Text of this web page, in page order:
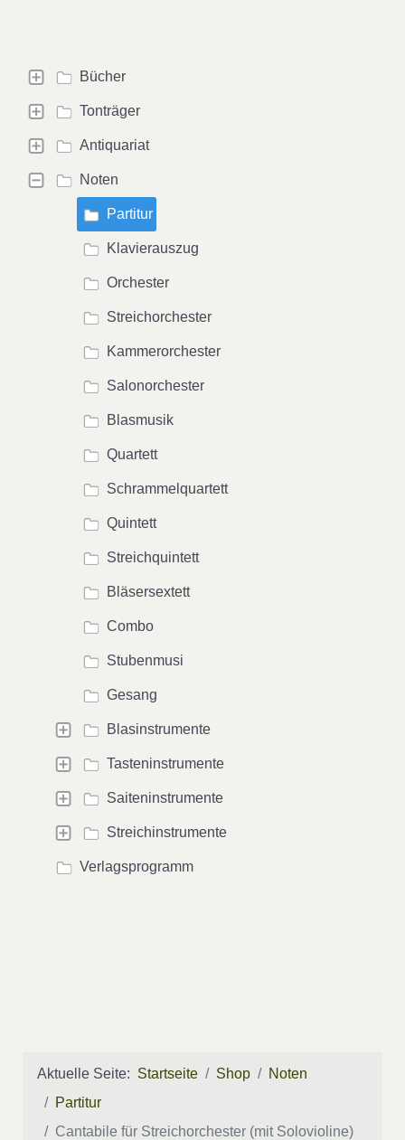
Bücher
Tonträger
Antiquariat
Noten
Partitur
Klavierauszug
Orchester
Streichorchester
Kammerorchester
Salonorchester
Blasmusik
Quartett
Schrammelquartett
Quintett
Streichquintett
Bläsersextett
Combo
Stubenmusi
Gesang
Blasinstrumente
Tasteninstrumente
Saiteninstrumente
Streichinstrumente
Verlagsprogramm
Aktuelle Seite: Startseite Shop
Noten
Partitur
Cantabile für Streichorchester (mit Solovioline)